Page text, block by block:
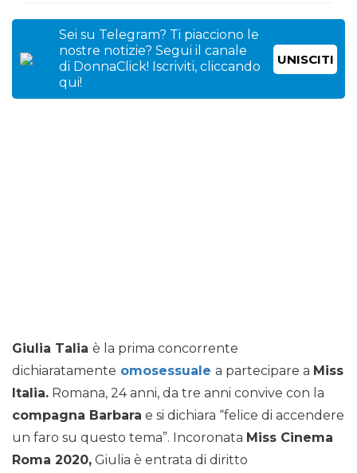
Sei su Telegram? Ti piacciono le
nostre notizie? Segui il canale
di DonnaClick! Iscriviti, cliccando
qui!
UNISCITI
Giulia Talia è la prima concorrente
dichiaratamente omosessuale a partecipare a Miss
Italia. Romana, 24 anni, da tre anni convive con la
compagna Barbara e si dichiara “felice di accendere
un faro su questo tema”. Incoronata Miss Cinema
Roma 2020, Giulia è entrata di diritto